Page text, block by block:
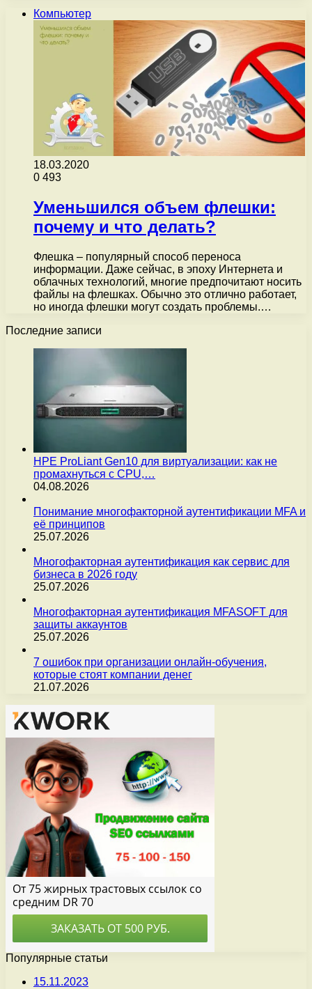
Компьютер
18.03.2020
0 493
Уменьшился объем флешки:
почему и что делать?
Флешка – популярный способ переноса
информации. Даже сейчас, в эпоху Интернета и
облачных технологий, многие предпочитают носить
файлы на флешках. Обычно это отлично работает,
но иногда флешки могут создать проблемы.…
Последние записи
HPE ProLiant Gen10 для виртуализации: как не
промахнуться с CPU,…
04.08.2026
Понимание многофакторной аутентификации MFA и
её принципов
25.07.2026
Многофакторная аутентификация как сервис для
бизнеса в 2026 году
25.07.2026
Многофакторная аутентификация MFASOFT для
защиты аккаунтов
25.07.2026
7 ошибок при организации онлайн-обучения,
которые стоят компании денег
21.07.2026
Популярные статьи
15.11.2023